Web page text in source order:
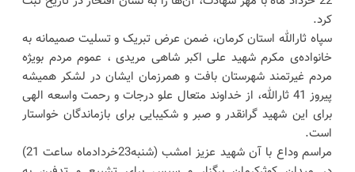
کرد.
سپاه ثارالله استان کرمان، ضمن عرض تبریک و تسلیت صمیمانه به
خانواده‌ی مکرم شهید علی اکبر شاهی مریدی ، عموم مردم بویژه
مردم غیرتمند شهرستان بافت و همرزمان ایشان در لشکر همیشه
پیروز 41 ثارالله، از خداوند متعال علو درجات و رحمت واسعه الهی
برای این شهید گرانقدر و صبر و شکیبایی برای بازماندگان خواستار
است.
مراسم وداع با آن شهید عزیز امشب (شنبه23خردادماه ساعت 21)